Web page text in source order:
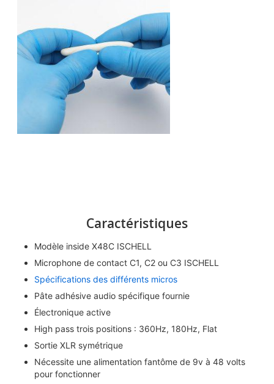
Caractéristiques
Modèle inside X48C ISCHELL
Microphone de contact C1, C2 ou C3 ISCHELL
Spécifications des différents micros
Pâte adhésive audio spécifique fournie
Électronique active
High pass trois positions : 360Hz, 180Hz, Flat
Sortie XLR symétrique
Nécessite une alimentation fantôme de 9v à 48 volts
pour fonctionner